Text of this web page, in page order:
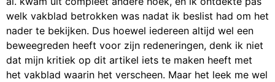
welk vakblad betrokken was nadat ik beslist had om het
nader te bekijken. Dus hoewel iedereen altijd wel een
beweegreden heeft voor zijn redeneringen, denk ik niet
dat mijn kritiek op dit artikel iets te maken heeft met
het vakblad waarin het verscheen. Maar het leek me wel